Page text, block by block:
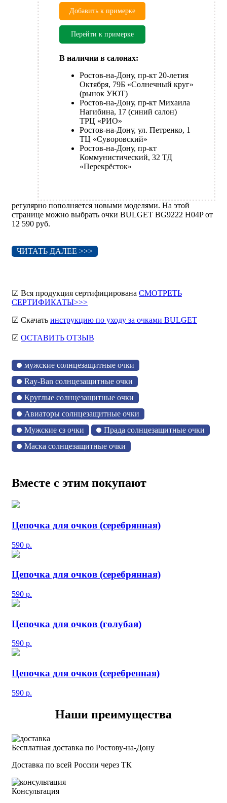
Добавить к примерке
Перейти к примерке
В наличии в салонах:
Ростов-на-Дону, пр-кт 20-летия
Октября, 79Б «Солнечный круг»
(рынок УЮТ)
Ростов-на-Дону, пр-кт Михаила
Нагибина, 17 (синий салон)
ТРЦ «РИО»
Ростов-на-Дону, ул. Петренко, 1
ТЦ «Суворовский»
Ростов-на-Дону, пр-кт
Коммунистический, 32 ТД
«Перекрёсток»
регулярно пополняется новыми моделями. На этой
странице можно выбрать очки BULGET BG9222 H04P от
12 590 руб.
ЧИТАТЬ ДАЛЕЕ >>>
☑ Вся продукция сертифицирована СМОТРЕТЬ
СЕРТИФИКАТЫ>>>
☑ Скачать инструкцию по уходу за очками BULGET
☑ ОСТАВИТЬ ОТЗЫВ
мужские солнцезащитные очки
Ray-Ban солнцезащитные очки
Круглые солнцезащитные очки
Авиаторы солнцезащитные очки
Мужские сз очки
Прада солнцезащитные очки
Маска солнцезащитные очки
Вместе с этим покупают
Цепочка для очков (серебрянная)
590 р.
Цепочка для очков (серебрянная)
590 р.
Цепочка для очков (голубая)
590 р.
Цепочка для очков (серебренная)
590 р.
Наши преимущества
Бесплатная доставка по Ростову-на-Дону
Доставка по всей России через ТК
Консультация